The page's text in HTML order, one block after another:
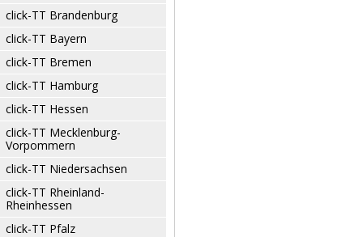
click-TT Brandenburg
click-TT Bayern
click-TT Bremen
click-TT Hamburg
click-TT Hessen
click-TT Mecklenburg-
Vorpommern
click-TT Niedersachsen
click-TT Rheinland-
Rheinhessen
click-TT Pfalz